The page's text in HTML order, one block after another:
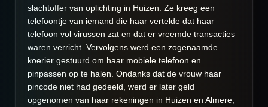
slachtoffer van oplichting in Huizen. Ze kreeg een
telefoontje van iemand die haar vertelde dat haar
telefoon vol virussen zat en dat er vreemde transacties
waren verricht. Vervolgens werd een zogenaamde
koerier gestuurd om haar mobiele telefoon en
pinpassen op te halen. Ondanks dat de vrouw haar
pincode niet had gedeeld, werd er later geld
opgenomen van haar rekeningen in Huizen en Almere,